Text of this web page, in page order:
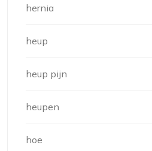
hernia
heup
heup pijn
heupen
hoe